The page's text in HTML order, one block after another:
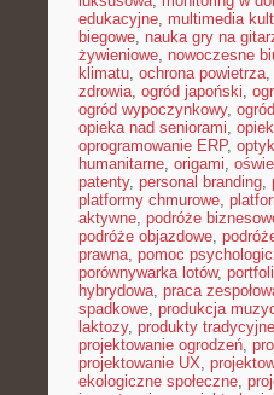
edukacyjne, multimedia
biegowe, nauka gry na
żywieniowe, nowoczesne
klimatu, ochrona powietrza,
zdrowia, ogród japoński,
ogród wypoczynkowy,
opieka nad seniorami,
oprogramowanie ERP,
humanitarne, origami,
patenty, personal branding,
platformy chmurowe,
aktywne, podróże
podróże objazdowe,
prawna, pomoc
porównywarka lotów,
hybrydowa, praca
spadkowe, produkcja
laktozy, produkty tradycyjne
projektowanie ogrodzeń,
projektowanie UX,
ekologiczne społeczne,